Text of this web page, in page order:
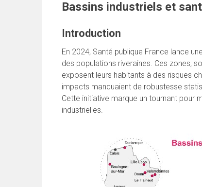
Bassins industriels et
Introduction
En 2024, Santé publique France lance
des populations riveraines. Ces zones,
exposent leurs habitants à des risques
impacts manquaient de robustesse
Cette initiative marque un tournant pour
industrielles.